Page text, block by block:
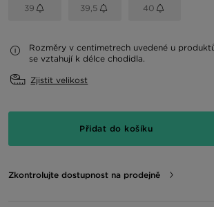
39 39,5 40
Rozměry v centimetrech uvedené u
se vztahují k délce chodidla.
Zjistit velikost
Přidat do košíku
Zkontrolujte dostupnost na prodejně